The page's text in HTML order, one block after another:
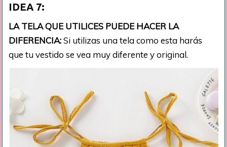
IDEA 7:
LA TELA QUE UTILICES PUEDE HACER LA
DIFERENCIA:Si utilizas una tela como esta harás
que tu vestido se vea muy diferente y original.